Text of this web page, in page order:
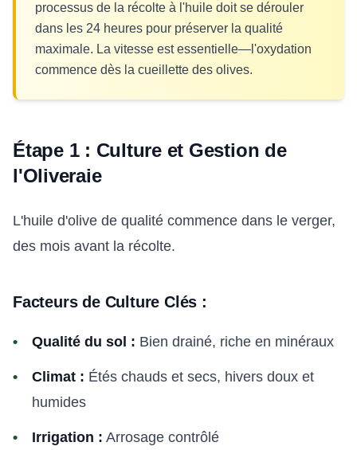
processus de la récolte à l'huile doit se dérouler
dans les 24 heures pour préserver la qualité
maximale. La vitesse est essentielle—l'oxydation
commence dès la cueillette des olives.
Étape 1 : Culture et Gestion de
l'Oliveraie
L'huile d'olive de qualité commence dans le verger,
des mois avant la récolte.
Facteurs de Culture Clés :
Qualité du sol : Bien drainé, riche en minéraux
Climat : Étés chauds et secs, hivers doux et
humides
Irrigation : Arrosage contrôlé